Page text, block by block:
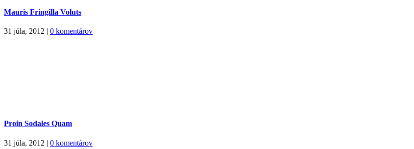
Mauris Fringilla Voluts
31 júla, 2012 | 0 komentárov
Proin Sodales Quam
31 júla, 2012 | 0 komentárov